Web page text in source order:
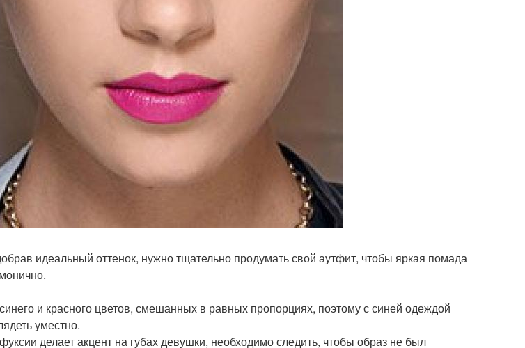
идеальный оттенок, нужно тщательно продумать свой аутфит, чтобы яркая помада
и красного цветов, смешанных в равных пропорциях, поэтому с синей одеждой
уместно.
делает акцент на губах девушки, необходимо следить, чтобы образ не был